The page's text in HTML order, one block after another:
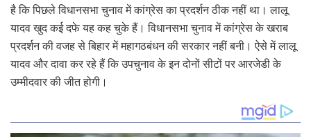
है कि पिछले विधानसभा चुनाव में कांग्रेस का प्रदर्शन ठीक नहीं था। लालू
यादव खुद कई दफे यह कह चुके हैं। विधानसभा चुनाव में कांग्रेस के खराब
प्रदर्शन की वजह से बिहार में महागठबंधन की सरकार नहीं बनी। ऐसे में लालू
यादव और दावा कर रहे हैं कि उपचुनाव के इन दोनों सीटों पर आरजेडी के
उम्मीदवार की जीत होगी।